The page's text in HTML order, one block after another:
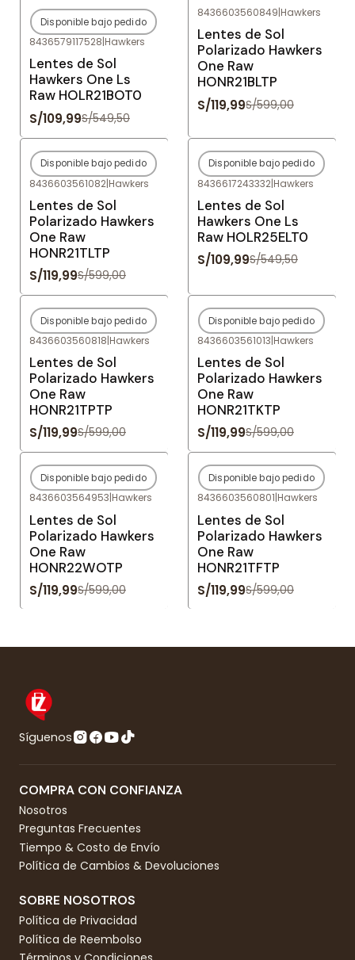
-80%OFF
Agotado
Disponible bajo pedido
8436579117528|Hawkers
Lentes de Sol
Hawkers One Ls
Raw HOLR21BOT0
S/109,99S/549,50
8436603560849|Hawkers
Lentes de Sol
Polarizado Hawkers
One Raw
HONR21BLTP
S/119,99S/599,00
-80%OFF
Agotado
Disponible bajo pedido
8436603561082|Hawkers
Lentes de Sol
Polarizado Hawkers
One Raw
HONR21TLTP
S/119,99S/599,00
-80%OFF
Agotado
Disponible bajo pedido
8436617243332|Hawkers
Lentes de Sol
Hawkers One Ls
Raw HOLR25ELT0
S/109,99S/549,50
-80%OFF
Agotado
Disponible bajo pedido
8436603560818|Hawkers
Lentes de Sol
Polarizado Hawkers
One Raw
HONR21TPTP
S/119,99S/599,00
-80%OFF
Agotado
Disponible bajo pedido
8436603561013|Hawkers
Lentes de Sol
Polarizado Hawkers
One Raw
HONR21TKTP
S/119,99S/599,00
-80%OFF
Agotado
Disponible bajo pedido
8436603564953|Hawkers
Lentes de Sol
Polarizado Hawkers
One Raw
HONR22WOTP
S/119,99S/599,00
-80%OFF
Agotado
Disponible bajo pedido
8436603560801|Hawkers
Lentes de Sol
Polarizado Hawkers
One Raw
HONR21TFTP
S/119,99S/599,00
Síguenos
COMPRA CON CONFIANZA
Nosotros
Preguntas Frecuentes
Tiempo & Costo de Envío
Política de Cambios & Devoluciones
SOBRE NOSOTROS
Política de Privacidad
Política de Reembolso